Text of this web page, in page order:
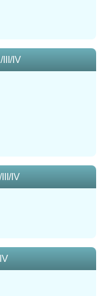
III/IV
IV